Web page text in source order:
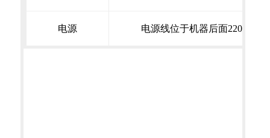
电源 电源线位于机器后面